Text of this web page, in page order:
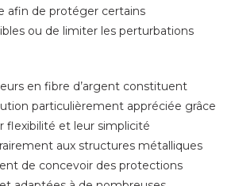
afin de protéger certains
ou de limiter les perturbations
en fibre d’argent constituent
particulièrement appréciée grâce
flexibilité et leur simplicité
aux structures métalliques
de concevoir des protections